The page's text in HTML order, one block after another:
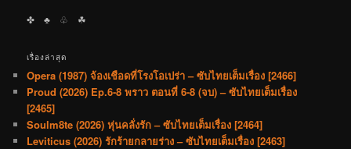
✤ ♣︎ ♧ ☘︎
เรื่องล่าสุด
Opera (1987) จ้องเชือดที่โรงโอเปร่า – ซับไทยเต็มเรื่อง [2466]
Proud (2026) Ep.6-8 พราว ตอนที่ 6-8 (จบ) – ซับไทยเต็มเรื่อง
[2465]
Soulm8te (2026) หุ่นคลั่งรัก – ซับไทยเต็มเรื่อง [2464]
Leviticus (2026) รักร้ายกลายร่าง – ซับไทยเต็มเรื่อง [2463]